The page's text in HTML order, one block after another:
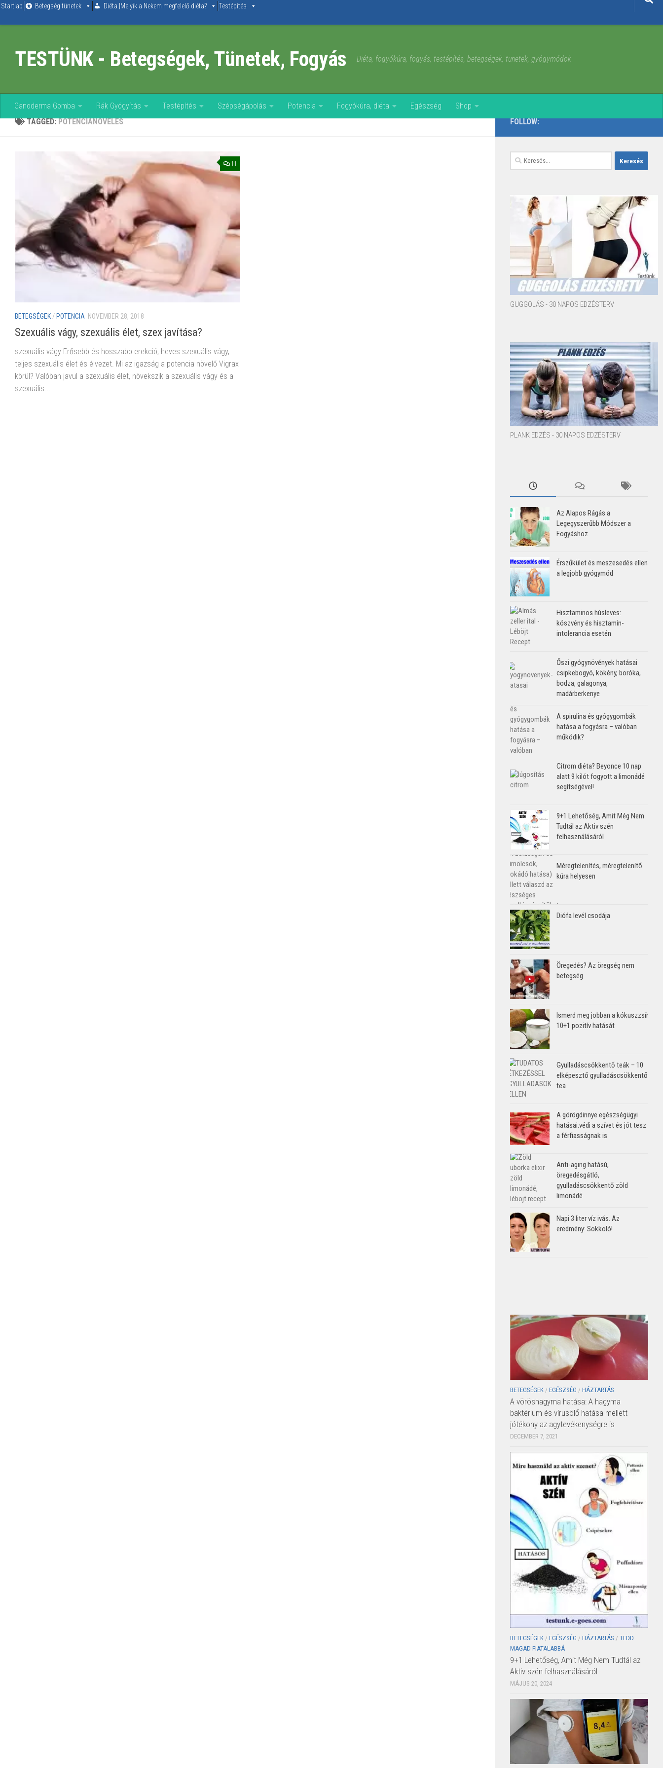
Skip to content
Startlap Betegség tünetek Diéta |Melyik a Nekem megfelelő diéta? Testépítés
TESTÜNK - Betegségek, Tünetek, Fogyás Diéta, fogyókúra, fogyás, testépítés, betegségek, tünetek, gyógymódok
Ganoderma Gomba Rák Gyógyítás Testépítés Szépségápolás Potencia Fogyókúra, diéta Egészség
Shop
TAGGED:POTENCIANÖVELÉS
11
BETEGSÉGEK / POTENCIA NOVEMBER 28, 2018
Szexuális vágy, szexuális élet, szex javítása?
szexuális vágy Erősebb és hosszabb erekció, heves szexuális vágy,
teljes szexuális élet és élvezet. Mi az igazság a potencia növelő Vigrax
körül? Valóban javul a szexuális élet, növekszik a szexuális vágy és a
szexuális...
FOLLOW:
Keresés:
GUGGOLÁS - 30 NAPOS EDZÉSTERV
PLANK EDZÉS - 30 NAPOS EDZÉSTERV
Az Alapos Rágás a
Legegyszerűbb Módszer a
Fogyáshoz
Érszűkület és meszesedés ellen
a legjobb gyógymód
Hisztaminos húsleves:
köszvény és hisztamin-
intolerancia esetén
Őszi gyógynövények hatásai
csipkebogyó, kökény, boróka,
bodza, galagonya,
madárberkenye
A spirulina és gyógygombák
hatása a fogyásra – valóban
működik?
Citrom diéta? Beyonce 10 nap
alatt 9 kilót fogyott a limonádé
segítségével!
9+1 Lehetőség, Amit Még Nem
Tudtál az Aktiv szén
felhasználásáról
Méregtelenítés, méregtelenítő
kúra helyesen
Diófa levél csodája
Öregedés? Az öregség nem
betegség
Ismerd meg jobban a kókuszzsír
10+1 pozitív hatását
Gyulladáscsökkentő teák – 10
elképesztő gyulladáscsökkentő
tea
A görögdinnye egészségügyi
hatásai:védi a szívet és jót tesz
a férfiasságnak is
Anti-aging hatású,
öregedésgátló,
gyulladáscsökkentő zöld
limonádé
Napi 3 liter víz ivás. Az
eredmény: Sokkoló!
BETEGSÉGEK / EGÉSZSÉG / HÁZTARTÁS
A vöröshagyma hatása: A hagyma
baktérium és vírusölő hatása mellett
jótékony az agytevékenységre is
DECEMBER 7, 2021
BETEGSÉGEK / EGÉSZSÉG / HÁZTARTÁS / TEDD
MAGAD FIATALABBÁ
9+1 Lehetőség, Amit Még Nem Tudtál az
Aktiv szén felhasználásáról
MÁJUS 20, 2024